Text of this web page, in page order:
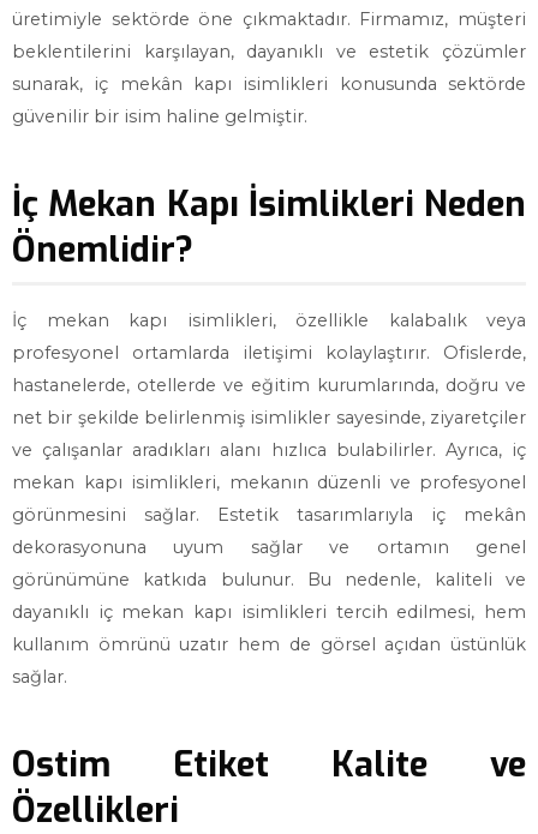
üretimiyle sektörde öne çıkmaktadır. Firmamız, müşteri
beklentilerini karşılayan, dayanıklı ve estetik çözümler
sunarak, iç mekân kapı isimlikleri konusunda sektörde
güvenilir bir isim haline gelmiştir.
İç Mekan Kapı İsimlikleri Neden
Önemlidir?
İç mekan kapı isimlikleri, özellikle kalabalık veya
profesyonel ortamlarda iletişimi kolaylaştırır. Ofislerde,
hastanelerde, otellerde ve eğitim kurumlarında, doğru ve
net bir şekilde belirlenmiş isimlikler sayesinde, ziyaretçiler
ve çalışanlar aradıkları alanı hızlıca bulabilirler. Ayrıca, iç
mekan kapı isimlikleri, mekanın düzenli ve profesyonel
görünmesini sağlar. Estetik tasarımlarıyla iç mekân
dekorasyonuna uyum sağlar ve ortamın genel
görünümüne katkıda bulunur. Bu nedenle, kaliteli ve
dayanıklı iç mekan kapı isimlikleri tercih edilmesi, hem
kullanım ömrünü uzatır hem de görsel açıdan üstünlük
sağlar.
Ostim Etiket Kalite ve
Özellikleri